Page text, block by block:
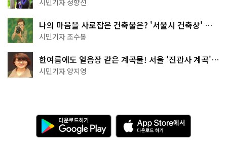
나의 마음을 사로잡은 건축물은? '서울시 건축상' 수
상작 공개!
시민기자 조수봉
한여름에도 얼음장 같은 계곡물! 서울 '진관사 계곡'이
천국이네~
시민기자 양지영
다
운
로
A
p
p